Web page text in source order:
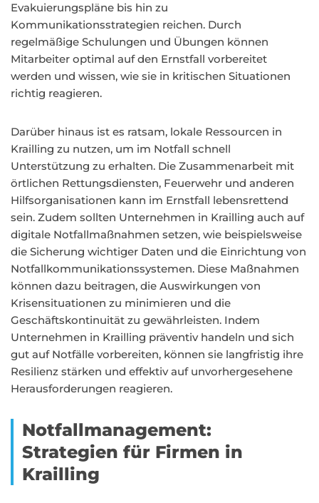
Evakuierungspläne bis hin zu
Kommunikationsstrategien reichen. Durch
regelmäßige Schulungen und Übungen können
Mitarbeiter optimal auf den Ernstfall vorbereitet
werden und wissen, wie sie in kritischen Situationen
richtig reagieren.
Darüber hinaus ist es ratsam, lokale Ressourcen in
Krailling zu nutzen, um im Notfall schnell
Unterstützung zu erhalten. Die Zusammenarbeit mit
örtlichen Rettungsdiensten, Feuerwehr und anderen
Hilfsorganisationen kann im Ernstfall lebensrettend
sein. Zudem sollten Unternehmen in Krailling auch auf
digitale Notfallmaßnahmen setzen, wie beispielsweise
die Sicherung wichtiger Daten und die Einrichtung von
Notfallkommunikationssystemen. Diese Maßnahmen
können dazu beitragen, die Auswirkungen von
Krisensituationen zu minimieren und die
Geschäftskontinuität zu gewährleisten. Indem
Unternehmen in Krailling präventiv handeln und sich
gut auf Notfälle vorbereiten, können sie langfristig ihre
Resilienz stärken und effektiv auf unvorhergesehene
Herausforderungen reagieren.
Notfallmanagement:
Strategien für Firmen in
Krailling